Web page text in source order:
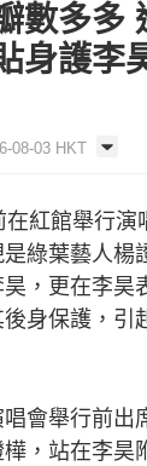
數多多
身護李
08-03 HKT
紅館舉行演
綠葉藝人楊
，更在李昊
身保護，引
會舉行前出
，站在李昊